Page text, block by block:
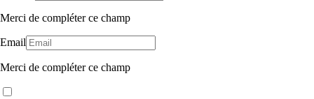
Merci de compléter ce champ
Email
Merci de compléter ce champ